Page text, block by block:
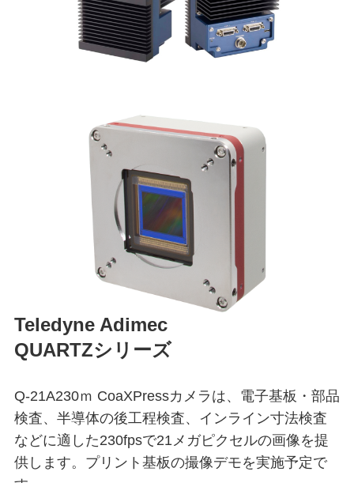
Teledyne Adimec
QUARTZシリーズ
Q-21A230ｍ CoaXPressカメラは、電子基板・部品
検査、半導体の後工程検査、インライン寸法検査
などに適した230fpsで21メガピクセルの画像を提
供します。プリント基板の撮像デモを実施予定で